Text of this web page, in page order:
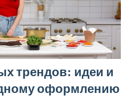
трендов: идеи и
оформлению